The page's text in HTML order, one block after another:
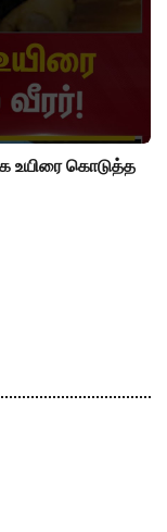
உயிரை கொடுத்த